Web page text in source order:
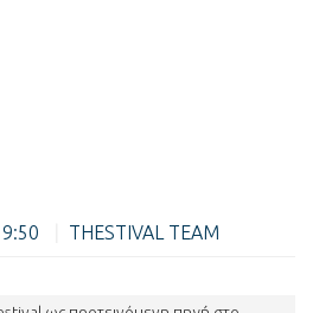
THESTIVAL TEAM